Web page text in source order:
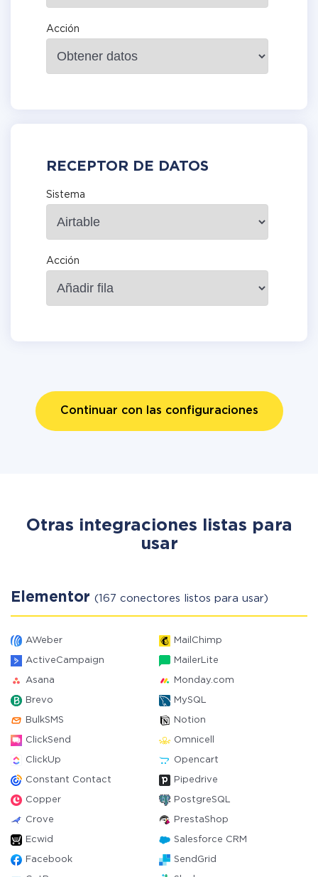
Acción
RECEPTOR DE DATOS
Sistema
Acción
Continuar con las configuraciones
Otras integraciones listas para
usar
Elementor (167 conectores listos para usar)
AWeber MailChimp
ActiveCampaign MailerLite
Asana Monday.com
Brevo MySQL
BulkSMS Notion
ClickSend Omnicell
ClickUp Opencart
Constant Contact Pipedrive
Copper PostgreSQL
Crove PrestaShop
Ecwid Salesforce CRM
Facebook SendGrid